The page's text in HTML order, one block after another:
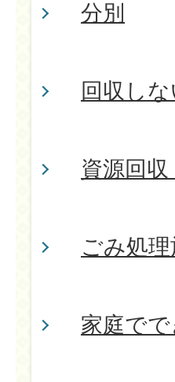
分別
回収し
資源回
ごみ処
家庭で